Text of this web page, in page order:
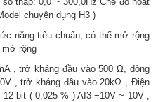
chuyên dụng H3 )
năng tiêu chuẩn, có thể mở rộng
rộng
, trở kháng đầu vào 500 Ω, dòng
, trở kháng đầu vào 20kΩ , Điện
bit ( 0,025 % ) AI3 −10V ~ 10V ,